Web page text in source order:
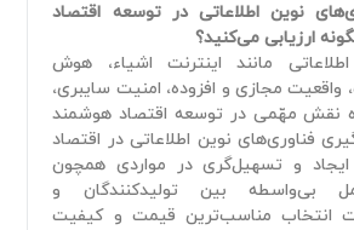
نوین اطلاعاتی در توسعه اقتصاد
ارزیابی می‌کنید؟
مانند اینترنت اشیاء، هوش
واقعیت مجازی و افزوده، امنیت سایبری،
نقش مهّمی در توسعه اقتصاد هوشمند
فناوری‌های نوین اطلاعاتی در اقتصاد
و تسهیل‌گری در مواردی همچون
بی‌واسطه بین تولیدکنندگان و
انتخاب مناسب‌ترین قیمت و کیفیت